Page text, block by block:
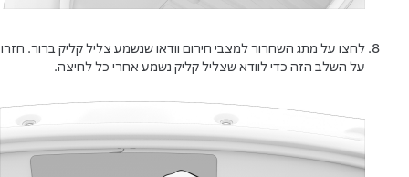
לחצו על מתג השחרור למצבי חירום וודאו שנשמע צליל קליק ברור. חזרו
על השלב הזה כדי לוודא שצליל קליק נשמע אחרי כל לחיצה.